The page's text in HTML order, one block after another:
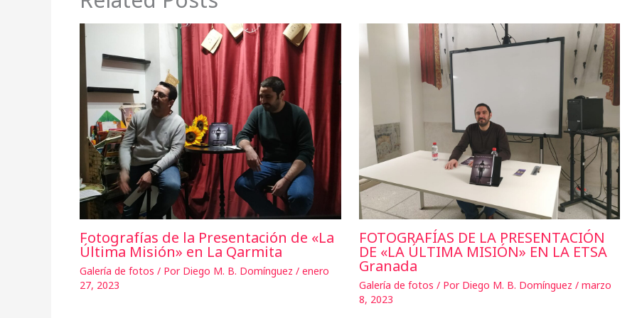
Fotografías de la Presentación de «La
Última Misión» en La Qarmita
Galería de fotos / Por Diego M. B. Domínguez / enero
27, 2023
FOTOGRAFÍAS DE LA PRESENTACIÓN
DE «LA ÚLTIMA MISIÓN» EN LA ETSA
Granada
Galería de fotos / Por Diego M. B. Domínguez / marzo
8, 2023